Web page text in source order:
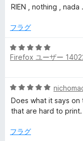
評
階
1
評
価
RIEN , nothing , nada
フラグ
5
段
5
の
評
Firefox ユーザー
5
段
階
5
Does what it says
that are hard to print.
フラグ